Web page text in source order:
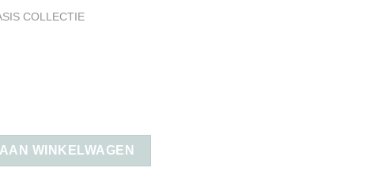
COLLECTIE
WINKELWAGEN